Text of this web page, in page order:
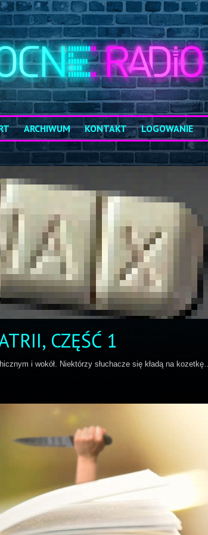
ARCHIWUM KONTAKT LOGOWANIE
CZĘŚĆ 1
i wokół. Niektórzy słuchacze się kładą na kozetkę…